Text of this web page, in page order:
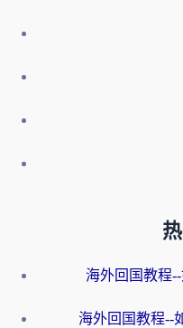
海外回国教程
海外回国教程--